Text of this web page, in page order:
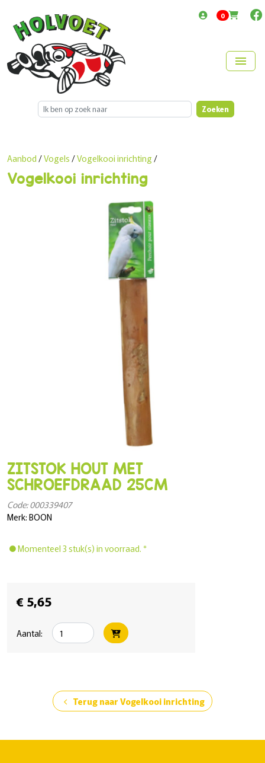
0items in cart
menu
Zoeken
Vogelkooi inrichting
Aanbod /Vogels /Vogelkooi inrichting /
ZITSTOK HOUT MET
SCHROEFDRAAD 25CM
Code: 000339407
Merk: BOON
Momenteel 3 stuk(s) in voorraad. *
€ 5,65
Aantal:
chevron_left Terug naar Vogelkooi inrichting